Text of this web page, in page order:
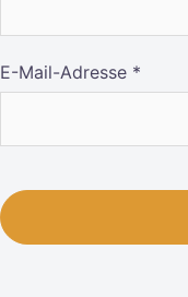
E-Mail-Adresse *